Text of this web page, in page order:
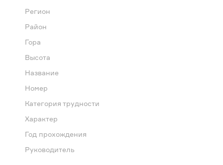
Регион
Район
Гора
Высота
Название
Номер
Категория трудности
Характер
Год прохождения
Руководитель